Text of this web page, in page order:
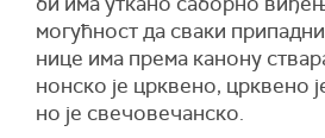
мо­гућ­ност да сва­ки
ни­це има пре­ма ка­но­ну
нон­ско је цр­кве­но, цр­кве­но
но је све­чо­ве­чан­ско.